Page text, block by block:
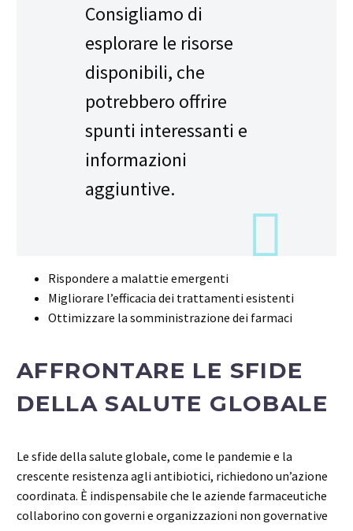
Consigliamo di
esplorare le risorse
disponibili, che
potrebbero offrire
spunti interessanti e
informazioni
aggiuntive.
Rispondere a malattie emergenti
Migliorare l’efficacia dei trattamenti esistenti
Ottimizzare la somministrazione dei farmaci
AFFRONTARE LE SFIDE
DELLA SALUTE GLOBALE
Le sfide della salute globale, come le pandemie e la
crescente resistenza agli antibiotici, richiedono un’azione
coordinata. È indispensabile che le aziende farmaceutiche
collaborino con governi e organizzazioni non governative